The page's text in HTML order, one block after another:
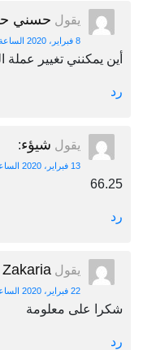
يقول حسني
8 فبراير، 2020 الساعة 3:59 م
أين يمكنني تغيير
رد
يقول شيؤء:
13 فبراير، 2020 الساعة 3:59 م
66.25
رد
يقول
22 فبراير، 2020 الساعة 1:31 ص
شكرا على معلومة
رد